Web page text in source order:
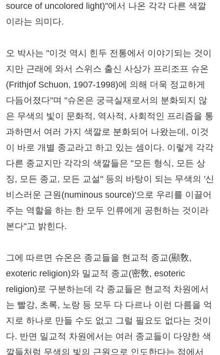
source of uncolored light)"에서 나온 각각 다른 색깔
이라는 의미다.
오 박사는 "이것 역시 힌두 전통에서 이야기되는 것이
지만 근래에 와서 스위스 출신 사상가 프리조프 슈온
(Frithjof Schuon, 1907-1998)에 의해 더욱 정교하게
다듬어졌다"며 "슈온은 궁극실재로서의 분화되지 않
은 무색의 빛이 문화적, 역사적, 사회적인 프리즘을 통
과하면서 여러 가지 색깔로 분화되어 나왔는데, 이것
이 바로 개별 종교라고 하고 있는 셈이다. 이렇게 각각
다른 종교지만 각각의 색깔들은 "모든 형식, 모든 상
징, 모든 종교, 모든 교설" 등의 바탕이 되는 무색의 '신
비스러운 근원(numinous source)'으로 우리를 이끌어
주는 역할을 하는 한 모두 인류에게 공헌하는 것이라
본다"고 밝힌다.
그에 따르면 슈온은 종교들을 현교적 종교(顯敎,
exoteric religion)와 밀교적 종교(密敎, esoteric
religion)로 구분하는데 각 종교들은 현교적 차원에서
는 빨강, 초록, 노랑 등 모두 다 다르나 이런 다름을 억
지로 하나로 만들 수도 없고 그럴 필요도 없다는 것이
다. 반면 밀교적 차원에서는 여러 종교들이 다양한 색
깔들처럼 무색의 빛의 근원으로 인도한다는 점에서